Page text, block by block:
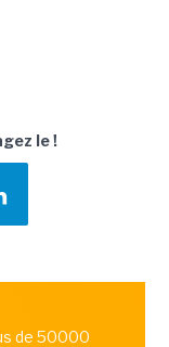
le !
de 50000